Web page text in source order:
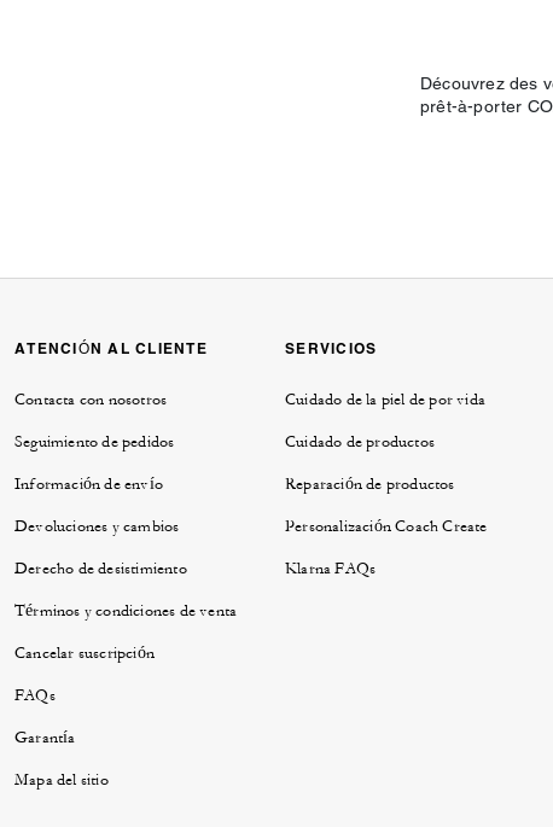
Découvrez des
prêt-à-porter
ATENCIÓN AL CLIENTE
Contacta con nosotros
Seguimiento de pedidos
Información de envío
Devoluciones y cambios
Derecho de desistimiento
Términos y condiciones de venta
Cancelar suscripción
FAQs
Garantía
Mapa del sitio
SERVICIOS
Cuidado de la piel de por vida
Cuidado de productos
Reparación de productos
Personalización Coach Create
Klarna FAQs